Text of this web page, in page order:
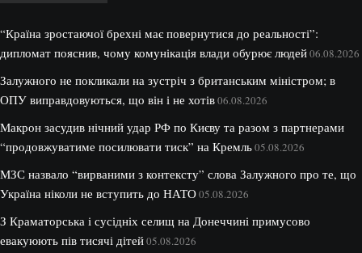
“Країна зростаючої брехні має повернутися до реальності”:
дипломат пояснив, чому комунікація влади обурює людей06.08.2026
Залужного не покликали на зустріч з британським міністром; в
ОПУ виправдовуються, що він і не хотів06.08.2026
Макрон засудив нічний удар РФ по Києву та разом з партнерами
“продовжуватиме посилювати тиск” на Кремль05.08.2026
МЗС назвало “вирваними з контексту” слова Залужного про те, що
Україна ніколи не вступить до НАТО05.08.2026
З Краматорська і сусідніх селищ на Донеччині примусово
евакуюють пів тисячі дітей05.08.2026